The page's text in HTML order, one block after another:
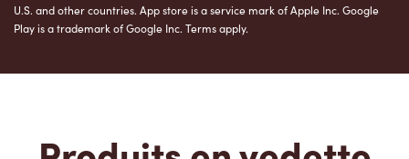
U.S. and other countries. App store is a service mark of Apple Inc. Google
Play is a trademark of Google Inc. Terms apply.